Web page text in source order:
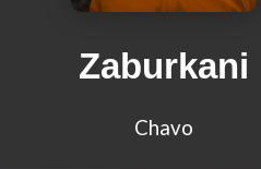
Zaburkani
Chavo